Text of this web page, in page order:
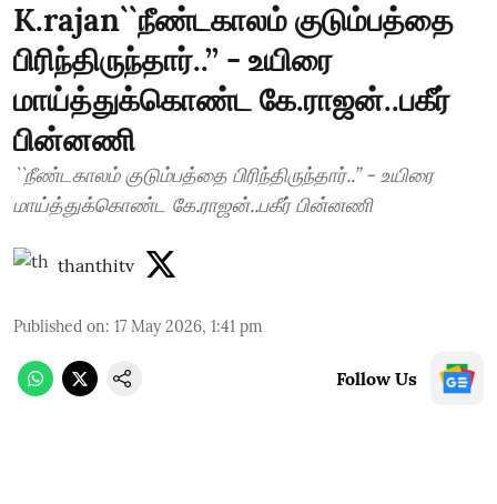
K.rajan``நீண்டகாலம் குடும்பத்தை
பிரிந்திருந்தார்..’’ - உயிரை
மாய்த்துக்கொண்ட கே.ராஜன்..பகீர்
பின்னணி
``நீண்டகாலம் குடும்பத்தை பிரிந்திருந்தார்..’’ - உயிரை
மாய்த்துக்கொண்ட கே.ராஜன்..பகீர் பின்னணி
thanthitv
Published on: 17 May 2026, 1:41 pm
Follow Us